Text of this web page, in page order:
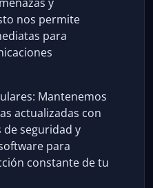
nos permite
para
Mantenemos
actualizadas con
seguridad y
para
constante de tu